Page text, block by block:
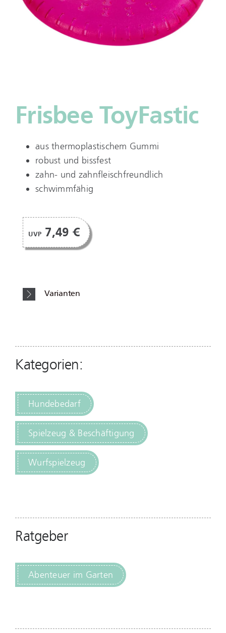
Frisbee ToyFastic
aus thermoplastischem Gummi
robust und bissfest
zahn- und zahnfleischfreundlich
schwimmfähig
UVP 7,49 €
Varianten
Kategorien:
Hundebedarf
Spielzeug & Beschäftigung
Wurfspielzeug
Ratgeber
Abenteuer im Garten